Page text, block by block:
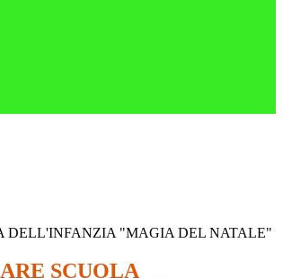
DELL'INFANZIA "MAGIA DEL NATALE"
SCUOLA